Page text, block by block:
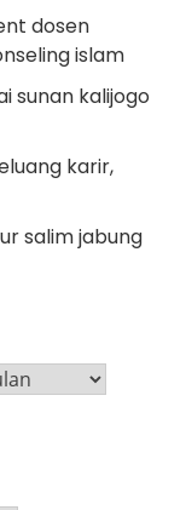
dosen
islam
sunan kalijogo
karir,
salim jabung